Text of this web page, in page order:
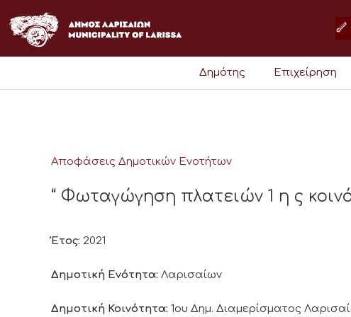
στο
περιεχόμενο
Δημότης Επιχείρηση
Αποφάσεις Δημοτικών Ενοτήτων
“ Φωταγώγηση πλατειών 1 η ς
Έτος: 2021
Δημοτική Ενότητα: Λαρισαίων
Δημοτική Κοινότητα: 1ου Δημ. Διαμερίσματος